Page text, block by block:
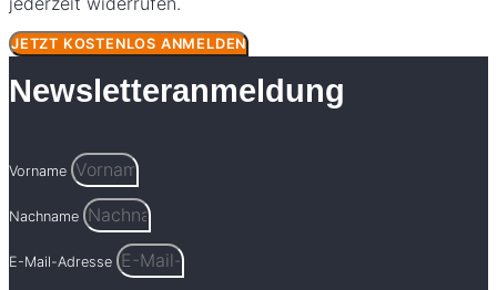
JETZT KOSTENLOS ANMELDEN
Newsletteranmeldung
Vorname
Nachname
E-Mail-Adresse